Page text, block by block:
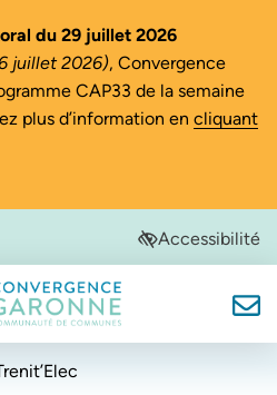
du 29 juillet 2026
juillet 2026), Convergence
CAP33 de la semaine
plus d’information en cliquant
onglet)onglet)
un nouvel onglet)
dans un nouvel onglet)Accessibilité
Convergence Garonne